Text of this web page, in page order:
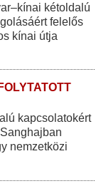
kétoldalú
felelős
kínai útja
kapcsolatokért
nemzetközi